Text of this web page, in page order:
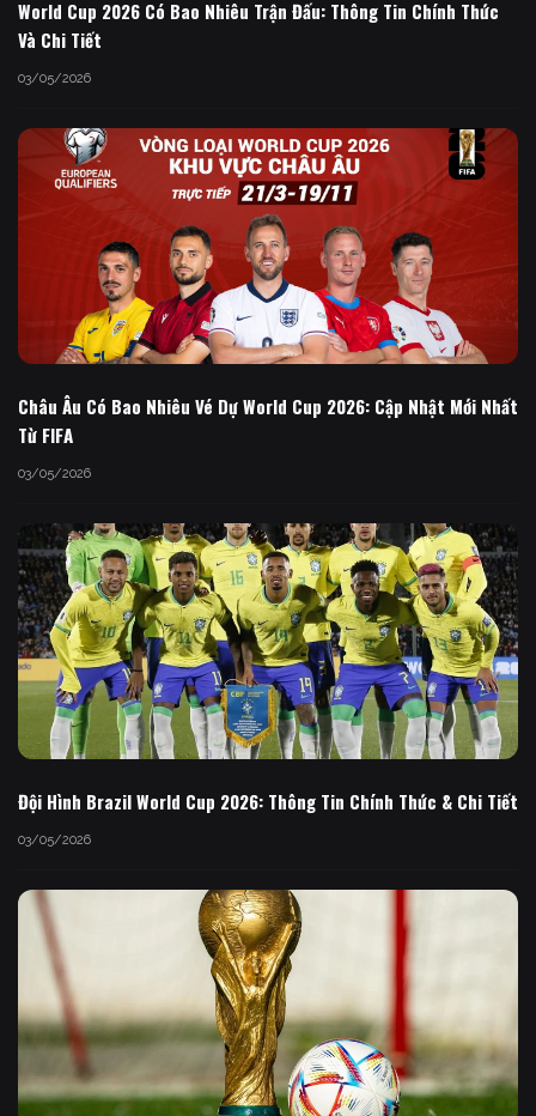
World Cup 2026 Có Bao Nhiêu Trận Đấu: Thông Tin Chính Thức
Và Chi Tiết
03/05/2026
Châu Âu Có Bao Nhiêu Vé Dự World Cup 2026: Cập Nhật Mới Nhất
Từ FIFA
03/05/2026
Đội Hình Brazil World Cup 2026: Thông Tin Chính Thức & Chi Tiết
03/05/2026